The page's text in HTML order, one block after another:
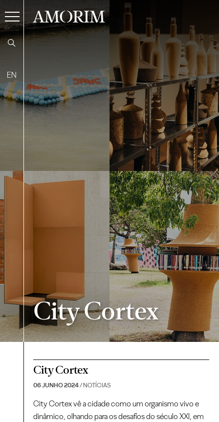
EN
AMORIM
City Cortex
Notícias
City Cortex
06 JUNHO 2024/ NOTÍCIAS
City Cortex vê a cidade como um organismo vivo e
dinâmico, olhando para os desafios do século XXI, em